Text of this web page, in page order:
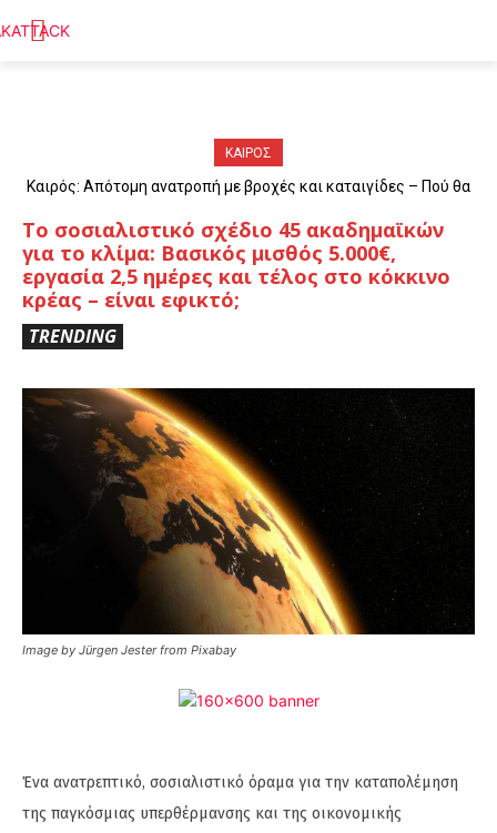
ΚΑΙΡΟΣ
Καιρός: Απότομη ανατροπή με βροχές και καταιγίδες – Πού θα
Το σοσιαλιστικό σχέδιο 45 ακαδημαϊκών
για το κλίμα: Βασικός μισθός 5.000€,
εργασία 2,5 ημέρες και τέλος στο κόκκινο
κρέας – είναι εφικτό;
TRENDING
Image by Jürgen Jester from Pixabay
Ένα ανατρεπτικό, σοσιαλιστικό όραμα για την καταπολέμηση
της παγκόσμιας υπερθέρμανσης και της οικονομικής